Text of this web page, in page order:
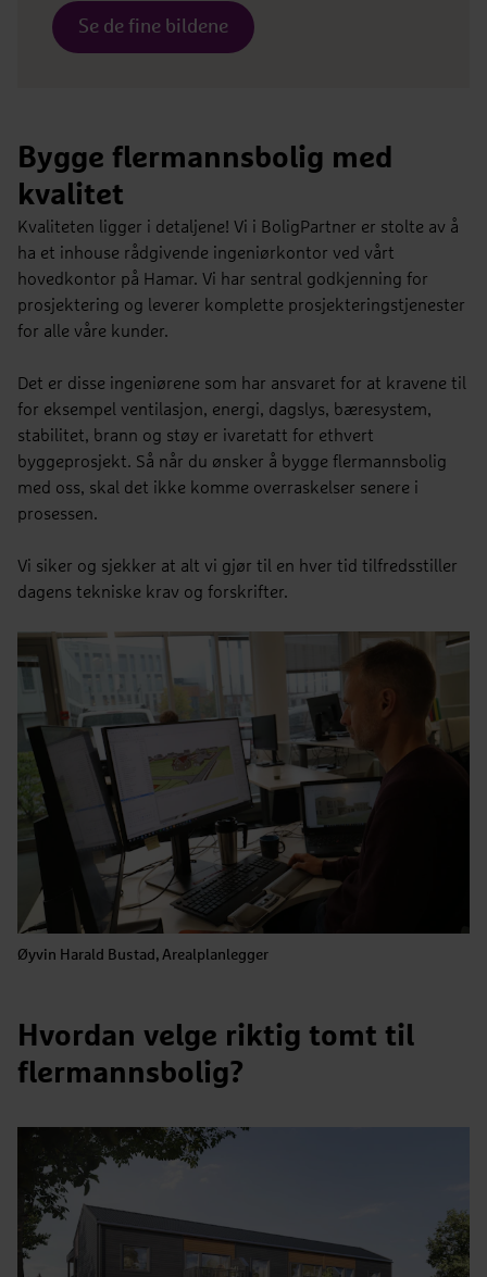
Se de fine bildene
Bygge flermannsbolig med
kvalitet
Kvaliteten ligger i detaljene! Vi i BoligPartner er stolte av å
ha et inhouse rådgivende ingeniørkontor ved vårt
hovedkontor på Hamar. Vi har sentral godkjenning for
prosjektering og leverer komplette prosjekteringstjenester
for alle våre kunder.
Det er disse ingeniørene som har ansvaret for at kravene til
for eksempel ventilasjon, energi, dagslys, bæresystem,
stabilitet, brann og støy er ivaretatt for ethvert
byggeprosjekt. Så når du ønsker å bygge flermannsbolig
med oss, skal det ikke komme overraskelser senere i
prosessen.
Vi siker og sjekker at alt vi gjør til en hver tid tilfredsstiller
dagens tekniske krav og forskrifter.
Øyvin Harald Bustad, Arealplanlegger
Hvordan velge riktig tomt til
flermannsbolig?